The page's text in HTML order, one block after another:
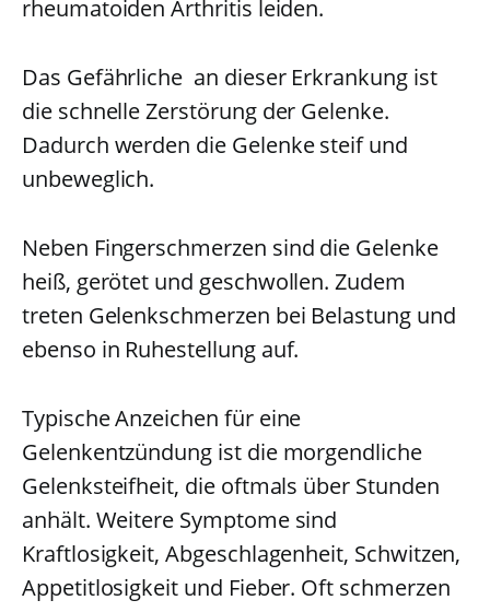
rheumatoiden Arthritis leiden.
Das Gefährliche an dieser Erkrankung ist
die schnelle Zerstörung der Gelenke.
Dadurch werden die Gelenke steif und
unbeweglich.
Neben Fingerschmerzen sind die Gelenke
heiß, gerötet und geschwollen. Zudem
treten Gelenkschmerzen bei Belastung und
ebenso in Ruhestellung auf.
Typische Anzeichen für eine
Gelenkentzündung ist die morgendliche
Gelenksteifheit, die oftmals über Stunden
anhält. Weitere Symptome sind
Kraftlosigkeit, Abgeschlagenheit, Schwitzen,
Appetitlosigkeit und Fieber. Oft schmerzen